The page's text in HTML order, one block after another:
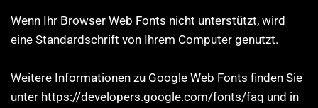
Wenn Ihr Browser Web Fonts nicht unterstützt, wird
eine Standardschrift von Ihrem Computer genutzt.
Weitere Informationen zu Google Web Fonts finden Sie
unter https://developers.google.com/fonts/faq und in